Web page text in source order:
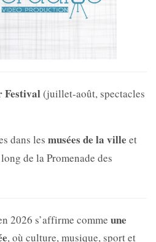
Festival(juillet-août, spectacles
dans les musées de la ville et
de la Promenade des
2026 s’affirme comme une
, où culture, musique, sport et